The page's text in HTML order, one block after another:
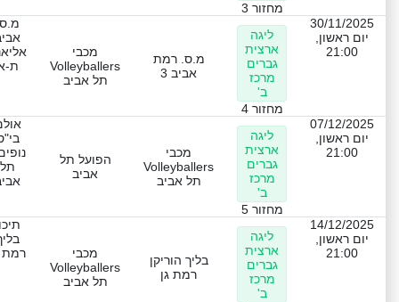
מחזור 3
30/11/2025
יום ראשון,
21:00
ליגה
ארצית
גברים
מרכז
ב'
מחזור 4
מ.ס. רמת
אביב 3
מכבי
Volleyballers
תל אביב
ת-
07/12/2025
יום ראשון,
21:00
ליגה
ארצית
גברים
מרכז
ב'
מחזור 5
מכבי
Volleyballers
תל אביב
הפועל תל
אביב
תל
14/12/2025
יום ראשון,
21:00
ליגה
ארצית
גברים
מרכז
ב'
בליך הוריקן
רמת גן
מכבי
Volleyballers
תל אביב
רמת